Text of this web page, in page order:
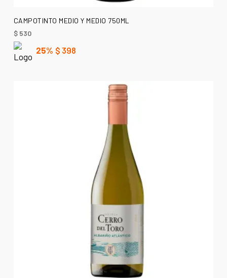
AÑADIR AL CARRITO
CAMPOTINTO MEDIO Y MEDIO 750ML
$530
25% $ 398